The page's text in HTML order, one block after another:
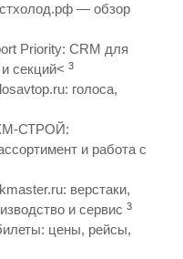
— обзор
Priority: CRM для
секций< 3
голоса,
СТРОЙ:
и работа с
верстаки,
и сервис 3
цены, рейсы,